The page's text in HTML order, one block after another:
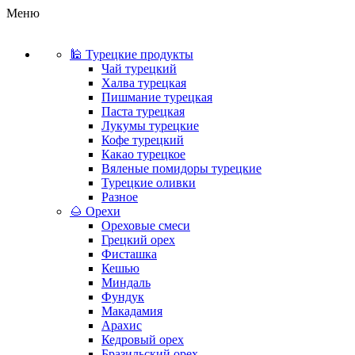
Меню
🕌 Турецкие продукты
Чай турецкий
Халва турецкая
Пишмание турецкая
Паста турецкая
Лукумы турецкие
Кофе турецкий
Какао турецкое
Вяленые помидоры турецкие
Турецкие оливки
Разное
🌰 Орехи
Ореховые смеси
Грецкий орех
Фисташка
Кешью
Миндаль
Фундук
Макадамия
Арахис
Кедровый орех